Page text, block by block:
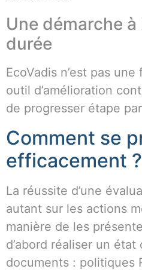
Une démarche
durée
EcoVadis n’est pas
outil d’amélioration
de progresser étape
Comment se
efficacement ?
La réussite d’une
autant sur les actions
manière de les
d’abord réaliser un
documents : politiques